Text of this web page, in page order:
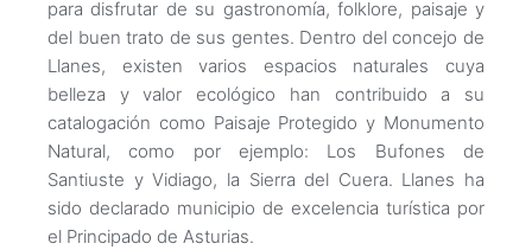
para disfrutar de su gastronomía, folklore, paisaje y
del buen trato de sus gentes. Dentro del concejo de
Llanes, existen varios espacios naturales cuya
belleza y valor ecológico han contribuido a su
catalogación como Paisaje Protegido y Monumento
Natural, como por ejemplo: Los Bufones de
Santiuste y Vidiago, la Sierra del Cuera. Llanes ha
sido declarado municipio de excelencia turística por
el Principado de Asturias.